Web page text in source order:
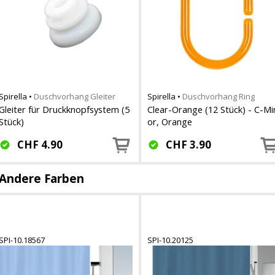
• Duschvorhang Gleiter
für Druckknopfsystem (5
CHF 4.90
Spirella • Duschvorhang Ring
Clear-Orange (12 Stück) - C-
or, Orange
CHF 3.90
Farben
10.18567 SPI-10.20125